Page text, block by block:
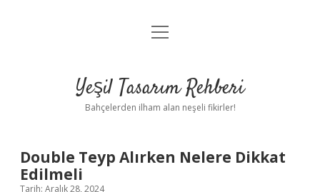
Anasayfa
Yasal Uyarı
menüyü
Yeşil Tasarım Rehberi
Bahçelerden ilham alan neşeli fikirler!
Double Teyp Alırken Nelere Dikkat
Edilmeli
Tarih: Aralık 28, 2024